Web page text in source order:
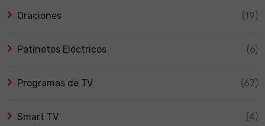
Oraciones (19)
Patinetes Eléctricos (6)
Programas de TV (67)
Smart TV (4)